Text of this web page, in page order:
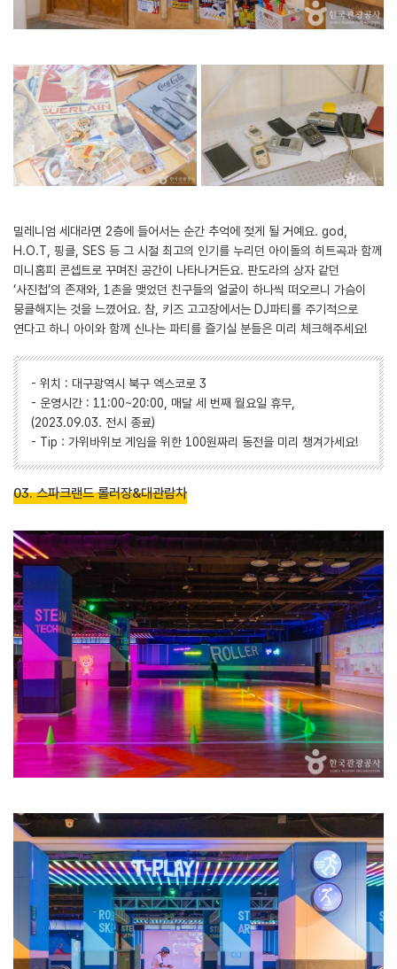
밀레니엄 세대라면 2층에 들어서는 순간 추억에 젖게 될 거예요. god,
H.O.T, 핑클, SES 등 그 시절 최고의 인기를 누리던 아이돌의 히트곡과 함께
미니홈피 콘셉트로 꾸며진 공간이 나타나거든요. 판도라의 상자 같던
‘사진첩’의 존재와, 1촌을 맺었던 친구들의 얼굴이 하나씩 떠오르니 가슴이
뭉클해지는 것을 느꼈어요. 참, 키즈 고고장에서는 DJ파티를 주기적으로
연다고 하니 아이와 함께 신나는 파티를 즐기실 분들은 미리 체크해주세요!
- 위치 : 대구광역시 북구 엑스코로 3
- 운영시간 : 11:00~20:00, 매달 세 번째 월요일 휴무,
(2023.09.03. 전시 종료)
- Tip : 가위바위보 게임을 위한 100원짜리 동전을 미리 챙겨가세요!
03. 스파크랜드 롤러장&대관람차